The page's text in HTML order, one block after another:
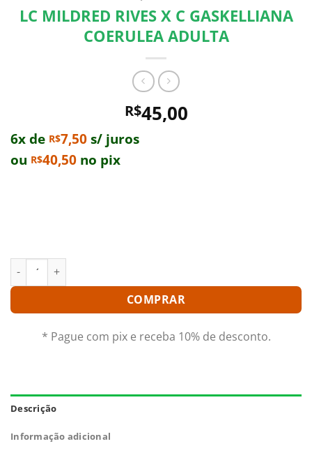
LC MILDRED RIVES X C GASKELLIANA
COERULEA ADULTA
R$45,00
6x de R$7,50s/ juros
ou R$40,50 no pix
LC MILDRED RIVES X C GASKELLIANA COERULEA ADULTA
COMPRAR
* Pague com pix e receba 10% de desconto.
Descrição
Informação adicional